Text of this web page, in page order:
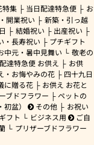
特集 当日配達特急便
お
開業祝い
新築・引っ越
結婚祝い
出産祝い
・長寿祝い
プチギフト
中元・暑中見舞い
敬老の
達特急便 お供え
お供
・お悔やみの花
四十九日
に贈る花
お供え お花と
ブドフラワー
ペットの
盆） その他
お祝い
フト ビジネス用
ご自
プリザーブドフラワー